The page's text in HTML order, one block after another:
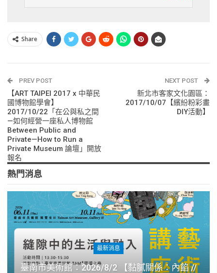
Share
PREV POST
【ART TAIPEI 2017 x 中華民
國博物館學會】
2017/10/22「在公與私之間
—如何經營一座私人博物館
Between Public and
Private—How to Run a
Private Museum 論壇」開放
報名
NEXT POST
新北市客家文化園區：
2017/10/07【繽紛粉彩畫
DIY活動】
熱門消息
最新消息
臺南市美術館：2026/8/2 【黏膩關係：內餡 //